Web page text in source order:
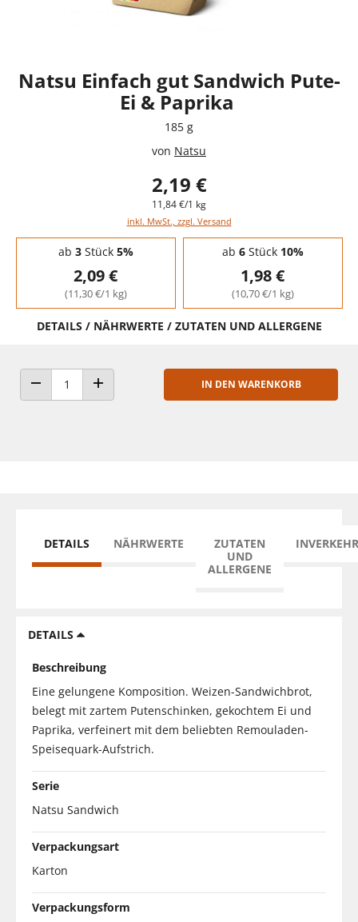
Natsu Einfach gut Sandwich Pute-
Ei & Paprika
185 g
von Natsu
2,19 €
11,84 €/1 kg
inkl. MwSt., zzgl. Versand
Staffelpreise - Mengenrabatt
ab 3Stück 5%
2,09 €
(11,30 €/1 kg)
ab 6Stück 10%
1,98 €
(10,70 €/1 kg)
DETAILS / NÄHRWERTE / ZUTATEN UND ALLERGENE
ANZAHL VERRINGERNANZAHL ERHÖHEN
IN DEN WARENKORB
DETAILS NÄHRWERTE
ZUTATEN
UND
ALLERGENE
DETAILS
Beschreibung
Eine gelungene Komposition. Weizen-Sandwichbrot,
belegt mit zartem Putenschinken, gekochtem Ei und
Paprika, verfeinert mit dem beliebten Remouladen-
Speisequark-Aufstrich.
Serie
Natsu Sandwich
Verpackungsart
Karton
Verpackungsform